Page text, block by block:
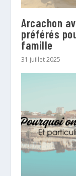
Arcachon
préférés
famille
31 juillet 2025